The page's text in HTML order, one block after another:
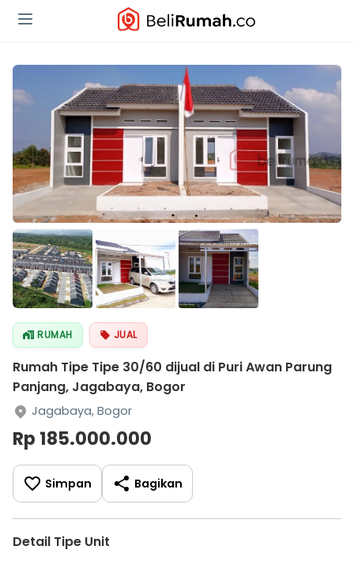
RUMAH JUAL
Rumah Tipe Tipe 30/60 dijual di Puri Awan Parung
Panjang, Jagabaya, Bogor
Jagabaya, Bogor
Rp 185.000.000
Simpan Bagikan
Detail Tipe Unit